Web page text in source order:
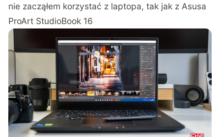
nie zacząłem korzystać z laptopa, tak jak z Asusa
ProArt StudioBook 16